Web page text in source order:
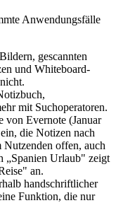
Anwendungsfälle
gescannten
und Whiteboard-
mit Suchoperatoren.
von Evernote (Januar
die Notizen nach
Nutzenden offen, auch
„Spanien Urlaub" zeigt
an.
handschriftlicher
Funktion, die nur